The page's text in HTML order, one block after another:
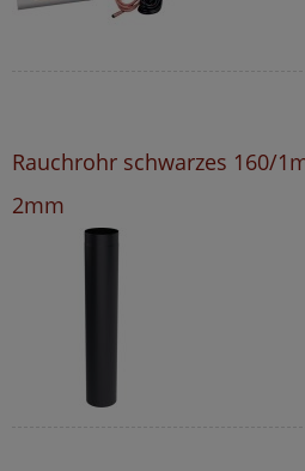
Rauchrohr schwarzes 160/
2mm